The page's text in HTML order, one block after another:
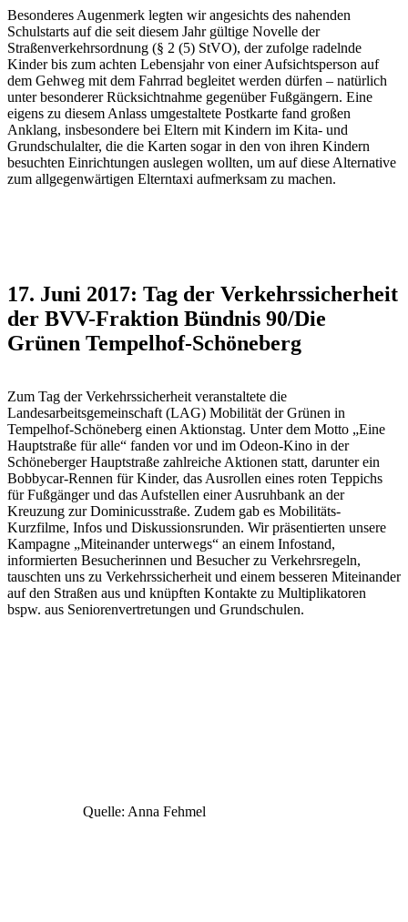
Besonderes Augenmerk legten wir angesichts des nahenden
Schulstarts auf die seit diesem Jahr gültige Novelle der
Straßenverkehrsordnung (§ 2 (5) StVO), der zufolge radelnde
Kinder bis zum achten Lebensjahr von einer Aufsichtsperson auf
dem Gehweg mit dem Fahrrad begleitet werden dürfen – natürlich
unter besonderer Rücksichtnahme gegenüber Fußgängern. Eine
eigens zu diesem Anlass umgestaltete Postkarte fand großen
Anklang, insbesondere bei Eltern mit Kindern im Kita- und
Grundschulalter, die die Karten sogar in den von ihren Kindern
besuchten Einrichtungen auslegen wollten, um auf diese Alternative
zum allgegenwärtigen Elterntaxi aufmerksam zu machen.
17. Juni 2017: Tag der Verkehrssicherheit
der BVV-Fraktion Bündnis 90/Die
Grünen Tempelhof-Schöneberg
Zum Tag der Verkehrssicherheit veranstaltete die
Landesarbeitsgemeinschaft (LAG) Mobilität der Grünen in
Tempelhof-Schöneberg einen Aktionstag. Unter dem Motto „Eine
Hauptstraße für alle“ fanden vor und im Odeon-Kino in der
Schöneberger Hauptstraße zahlreiche Aktionen statt, darunter ein
Bobbycar-Rennen für Kinder, das Ausrollen eines roten Teppichs
für Fußgänger und das Aufstellen einer Ausruhbank an der
Kreuzung zur Dominicusstraße. Zudem gab es Mobilitäts-
Kurzfilme, Infos und Diskussionsrunden. Wir präsentierten unsere
Kampagne „Miteinander unterwegs“ an einem Infostand,
informierten Besucherinnen und Besucher zu Verkehrsregeln,
tauschten uns zu Verkehrssicherheit und einem besseren Miteinander
auf den Straßen aus und knüpften Kontakte zu Multiplikatoren
bspw. aus Seniorenvertretungen und Grundschulen.
Quelle: Anna Fehmel